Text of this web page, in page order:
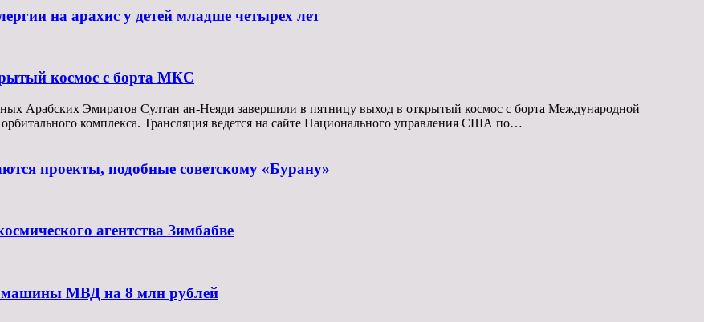
на арахис у детей младше четырех лет
космос с борта МКС
Арабских Эмиратов Султан ан-Неяди завершили в пятницу выход в открытый космос с борта Международной
комплекса. Трансляция ведется на сайте Национального управления США по…
проекты, подобные советскому «Бурану»
агентства Зимбабве
машины МВД на 8 млн рублей